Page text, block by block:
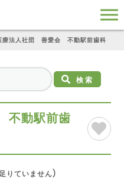
療法人社団 善愛会 不動駅前歯科
検索
動駅前歯
りていません)